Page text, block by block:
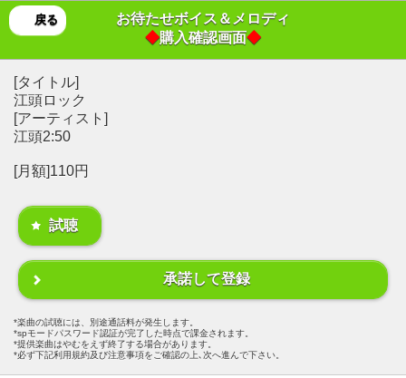
戻る
お待たせボイス＆メロディ
◆購入確認画面◆
[タイトル]
江頭ロック
[アーティスト]
江頭2:50
[月額]110円
試聴
承諾して登録
楽曲の試聴には、別途通話料が発生します。
spモードパスワード認証が完了した時点で課金されます。
提供楽曲はやむをえず終了する場合があります。
必ず下記利用規約及び注意事項をご確認の上､次へ進んで下さい。